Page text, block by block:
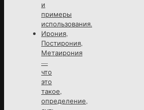
и
примеры
использования.
Ирония,
Постирония,
Метаирония
—
что
это
такое,
определение,